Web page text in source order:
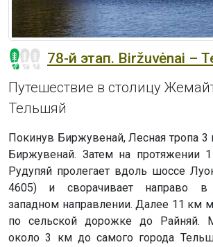
78-й этап. Biržuvėnai –
Путешествие в столицу
Тельшяй
Покинув Биржувенай, Лесная тропа 3
Биржувенай. Затем на протяжении
Рудупяй пролегает вдоль шоссе
4605) и сворачивает направо в
западном направлении. Далее 11 км
по сельской дорожке до Райняй.
около 3 км до самого города